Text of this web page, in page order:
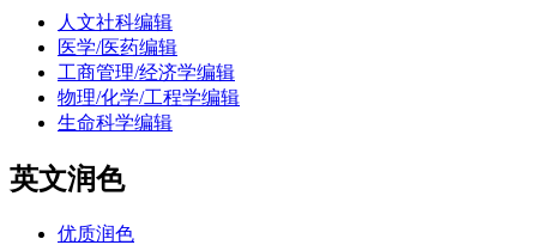
人文社科编辑
医学/医药编辑
工商管理/经济学编辑
物理/化学/工程学编辑
生命科学编辑
英文润色
优质润色